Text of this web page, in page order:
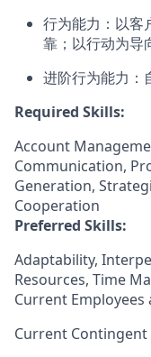
行为能力：以客
靠；以行动为导
进阶行为能力：
Required Skills:
Account
Communication,
Generation,
Cooperation
Preferred Skills:
Adaptability,
Resources, Time
Current Employees
Current